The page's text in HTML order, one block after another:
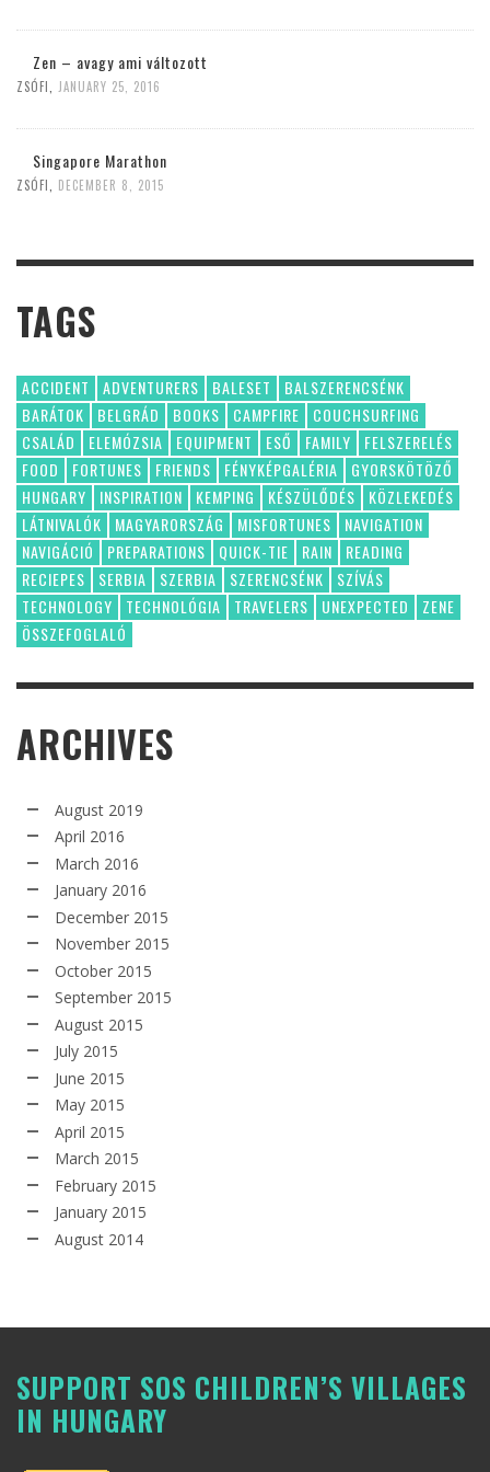
Zen – avagy ami változott
ZSÓFI JANUARY 25, 2016
Singapore Marathon
ZSÓFI DECEMBER 8, 2015
TAGS
ACCIDENT ADVENTURERS BALESET
BALSZERENCSÉNK
BARÁTOK
BELGRÁD BOOKS CAMPFIRE
COUCHSURFING
CSALÁD
ELEMÓZSIA EQUIPMENT ESŐ FAMILY
FELSZERELÉS
FOOD
FORTUNES FRIENDS FÉNYKÉPGALÉRIA
GYORSKÖTÖZŐ
HUNGARY
INSPIRATION KEMPING KÉSZÜLŐDÉS
KÖZLEKEDÉS
LÁTNIVALÓK
MAGYARORSZÁG MISFORTUNES
NAVIGATION
NAVIGÁCIÓ
PREPARATIONS QUICK-TIE RAIN
READING
RECIEPES
SERBIA SZERBIA SZERENCSÉNK
SZÍVÁS
TECHNOLOGY
TECHNOLÓGIA TRAVELERS UNEXPECTED
ZENE
ÖSSZEFOGLALÓ
ARCHIVES
August 2019
April 2016
March 2016
January 2016
December 2015
November 2015
October 2015
September 2015
August 2015
July 2015
June 2015
May 2015
April 2015
March 2015
February 2015
January 2015
August 2014
SUPPORT SOS CHILDREN’S VILLAGES
IN HUNGARY